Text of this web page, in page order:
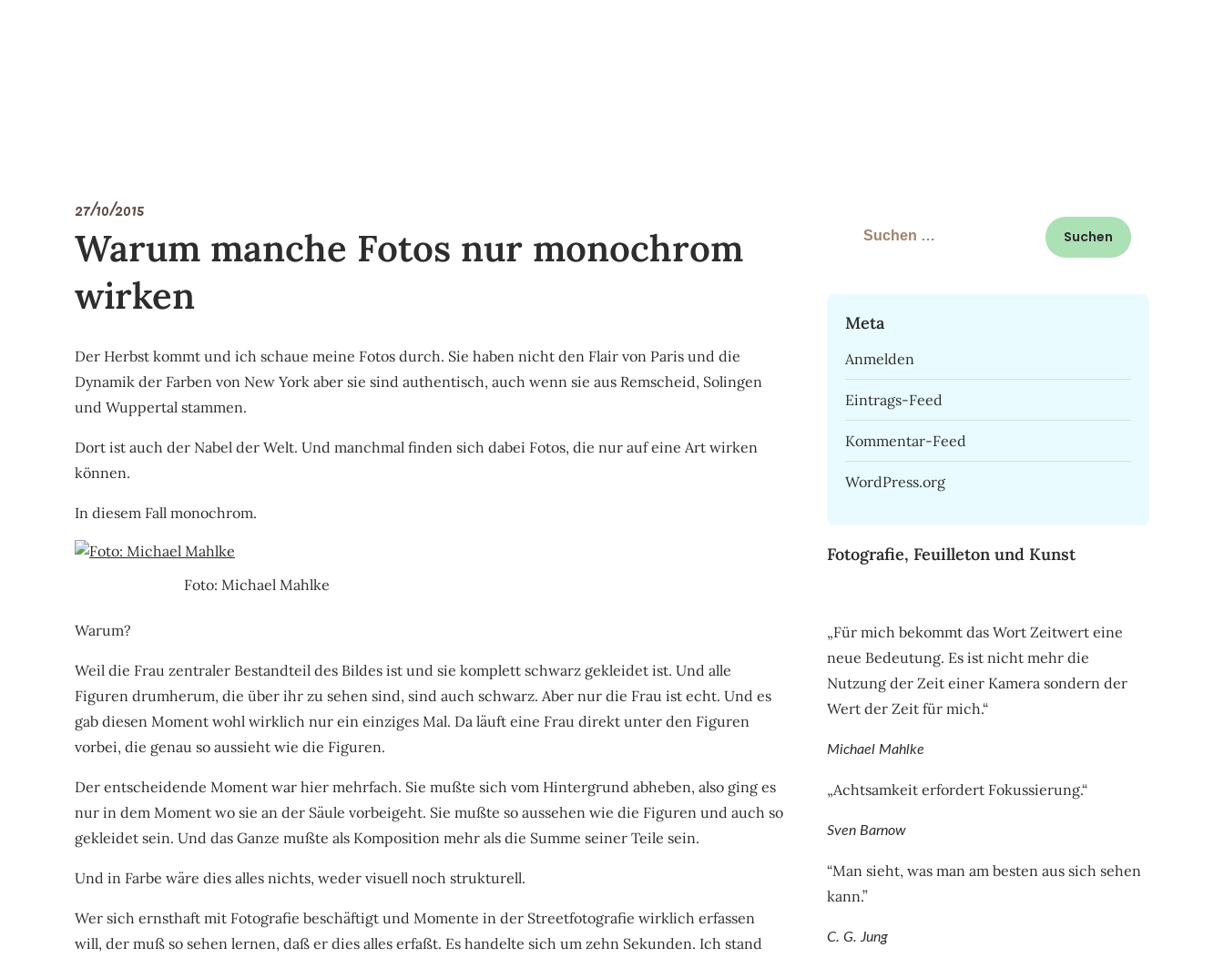
27/10/2015
Warum manche Fotos nur monochrom
wirken
Der Herbst kommt und ich schaue meine Fotos durch. Sie haben nicht den Flair von Paris und die
Dynamik der Farben von New York aber sie sind authentisch, auch wenn sie aus Remscheid, Solingen
und Wuppertal stammen.
Dort ist auch der Nabel der Welt. Und manchmal finden sich dabei Fotos, die nur auf eine Art wirken
können.
In diesem Fall monochrom.
Foto: Michael Mahlke
Warum?
Weil die Frau zentraler Bestandteil des Bildes ist und sie komplett schwarz gekleidet ist. Und alle
Figuren drumherum, die über ihr zu sehen sind, sind auch schwarz. Aber nur die Frau ist echt. Und es
gab diesen Moment wohl wirklich nur ein einziges Mal. Da läuft eine Frau direkt unter den Figuren
vorbei, die genau so aussieht wie die Figuren.
Der entscheidende Moment war hier mehrfach. Sie mußte sich vom Hintergrund abheben, also ging es
nur in dem Moment wo sie an der Säule vorbeigeht. Sie mußte so aussehen wie die Figuren und auch so
gekleidet sein. Und das Ganze mußte als Komposition mehr als die Summe seiner Teile sein.
Und in Farbe wäre dies alles nichts, weder visuell noch strukturell.
Wer sich ernsthaft mit Fotografie beschäftigt und Momente in der Streetfotografie wirklich erfassen
will, der muß so sehen lernen, daß er dies alles erfaßt. Es handelte sich um zehn Sekunden. Ich stand
Suchen
Meta
Anmelden
Eintrags-Feed
Kommentar-Feed
WordPress.org
Fotografie, Feuilleton und Kunst
„Für mich bekommt das Wort Zeitwert eine
neue Bedeutung. Es ist nicht mehr die
Nutzung der Zeit einer Kamera sondern der
Wert der Zeit für mich.“
Michael Mahlke
„Achtsamkeit erfordert Fokussierung.“
Sven Barnow
“Man sieht, was man am besten aus sich sehen
kann.”
C. G. Jung